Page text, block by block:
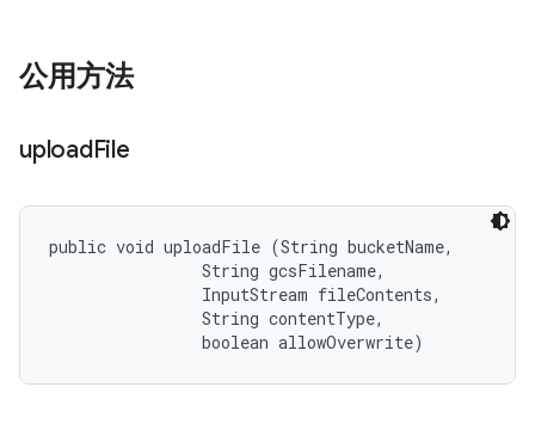
公用方法
uploadFile
public void uploadFile (String bucketName,
                String gcsFilename,
                InputStream fileContents,
                String contentType,
                boolean allowOverwrite)